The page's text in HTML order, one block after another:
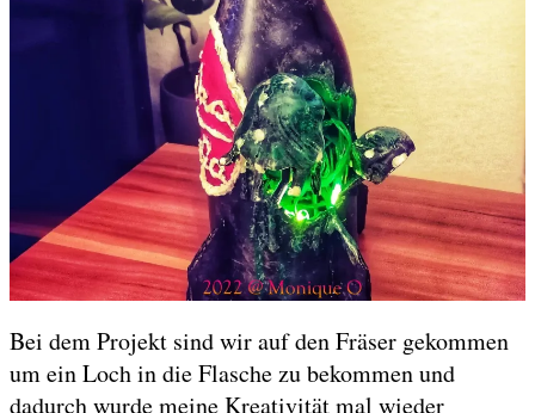
Bei dem Projekt sind wir auf den Fräser gekommen
um ein Loch in die Flasche zu bekommen und
dadurch wurde meine Kreativität mal wieder